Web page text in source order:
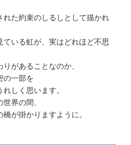
れた約束のしるしとして描かれ
ている虹が、実はどれほど不思
があることなのか、
の一部を
しく思います。
界の間、
が掛かりますように。